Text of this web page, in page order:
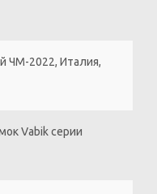
ЧМ-2022, Италия,
Vabik серии